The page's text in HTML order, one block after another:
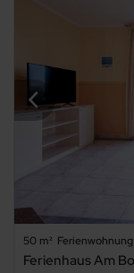
50 m² Ferienwohnung